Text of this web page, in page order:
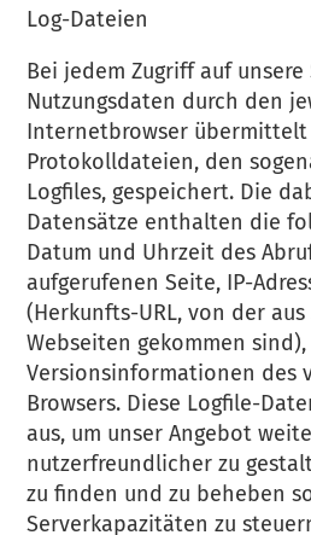
Log-Dateien
Bei jedem Zugriff auf
Nutzungsdaten durch den
Internetbrowser übermittelt
Protokolldateien, den
Logfiles, gespeichert. Die
Datensätze enthalten die
Datum und Uhrzeit des
aufgerufenen Seite, IP-
(Herkunfts-URL, von der
Webseiten gekommen
Versionsinformationen des
Browsers. Diese Logfile-
aus, um unser Angebot
nutzerfreundlicher zu
zu finden und zu beheben
Serverkapazitäten zu